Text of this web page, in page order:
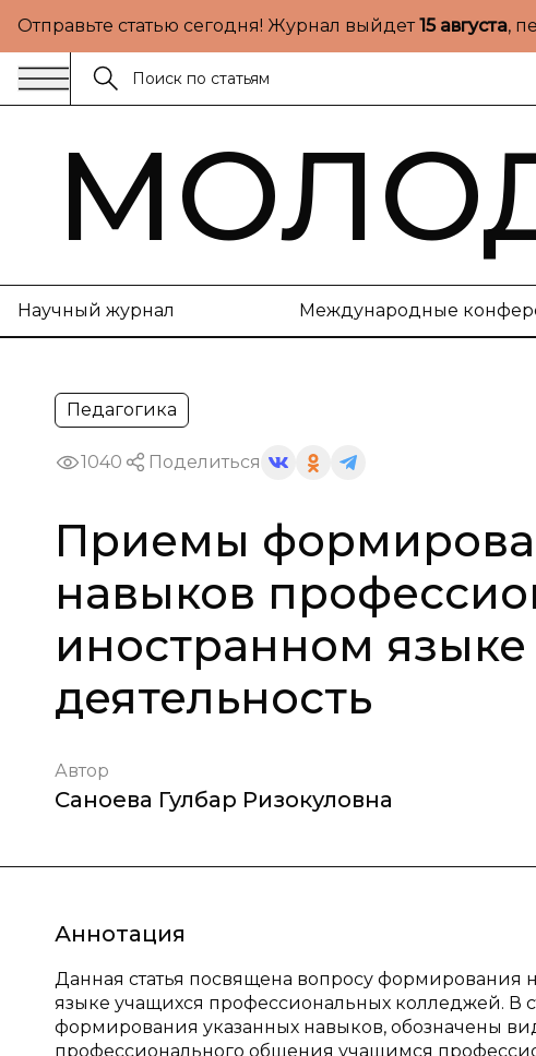
Отправьте статью сегодня! Журнал выйдет15 августа,
Научный журнал Международные
Педагогика
1040 Поделиться
Приемы
навыков
иностранном
деятельность
Автор
Саноева Гулбар Ризокуловна
Аннотация
Данная статья посвящена вопросу
языке учащихся профессиональных колледжей. В
формирования указанных навыков, обозначены
профессионального общения учащимся